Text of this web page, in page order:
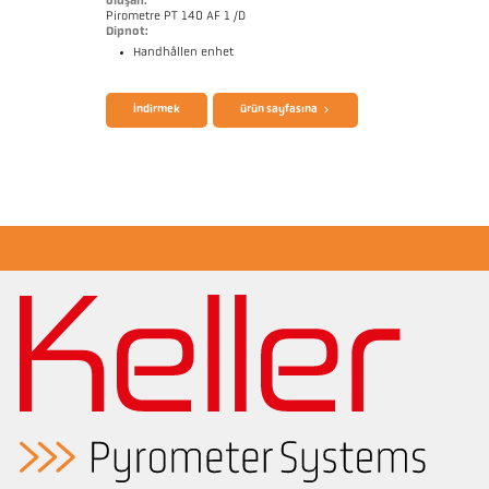
Pirometre PT 140 AF 1 /D
Dipnot:
Handhållen enhet
Başvururapor CellaInduction
İndirmek ürün sayfasına